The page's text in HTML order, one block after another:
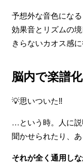
予想外な音色にな
効果音とリズムの
きらないカオス感に
脳内で楽譜
💡思いついた‼️
…という時。人に
聞かせられたり、
それが全く通用し